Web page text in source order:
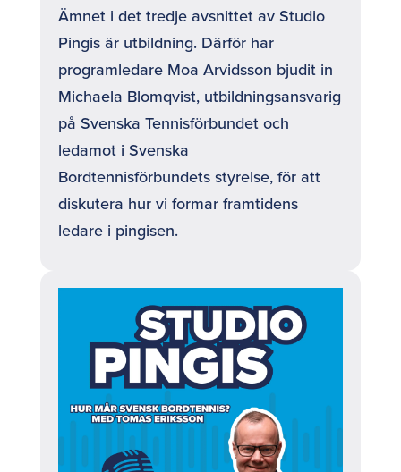
Ämnet i det tredje avsnittet av Studio
Pingis är utbildning. Därför har
programledare Moa Arvidsson bjudit in
Michaela Blomqvist, utbildningsansvarig
på Svenska Tennisförbundet och
ledamot i Svenska
Bordtennisförbundets styrelse, för att
diskutera hur vi formar framtidens
ledare i pingisen.